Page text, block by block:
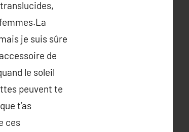
je suis sûre
de
le soleil
peuvent te
t’as
ces